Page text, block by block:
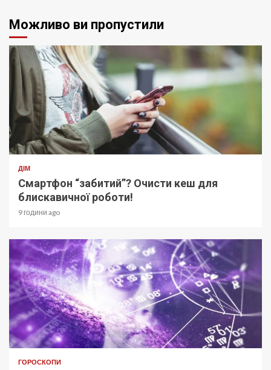
Можливо ви пропустили
ДІМ
Смартфон “забитий”? Очисти кеш для
блискавичної роботи!
9 години ago
ГОРОСКОПИ